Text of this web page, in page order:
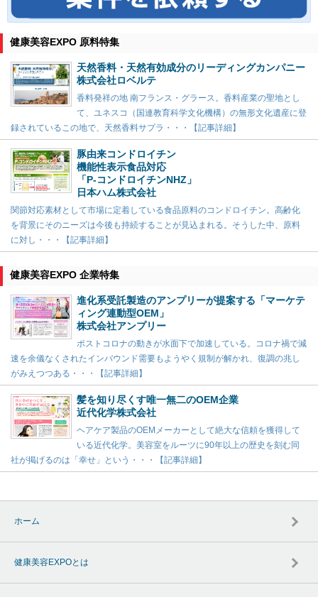
健康美容EXPO 原料特集
天然香料・天然有効成分のリーディングカンパニー
株式会社ロベルテ
香料発祥の地 南フランス・グラース。香料産業の聖地とし
て、ユネスコ（国連教育科学文化機構）の無形文化遺産に登
録されているこの地で、天然香料サプラ・・・【記事詳細】
豚由来コンドロイチン
機能性表示食品対応
「P-コンドロイチンNHZ」
日本ハム株式会社
関節対応素材として市場に定着している食品原料のコンドロイチン。高齢化
を背景にそのニーズは今後も持続することが見込まれる。そうした中、原料
に対し・・・【記事詳細】
健康美容EXPO 企業特集
進化系受託製造のアンプリーが提案する「マーケテ
ィング連動型OEM」
株式会社アンプリー
ポストコロナの動きが水面下で加速している。コロナ禍で減
速を余儀なくされたインバウンド需要もようやく規制が解かれ、復調の兆し
がみえつつある・・・【記事詳細】
髪を知り尽くす唯一無二のOEM企業
近代化学株式会社
ヘアケア製品のOEMメーカーとして絶大な信頼を獲得して
いる近代化学。美容室をルーツに90年以上の歴史を刻む同
社が掲げるのは「幸せ」という・・・【記事詳細】
ホーム
健康美容EXPOとは